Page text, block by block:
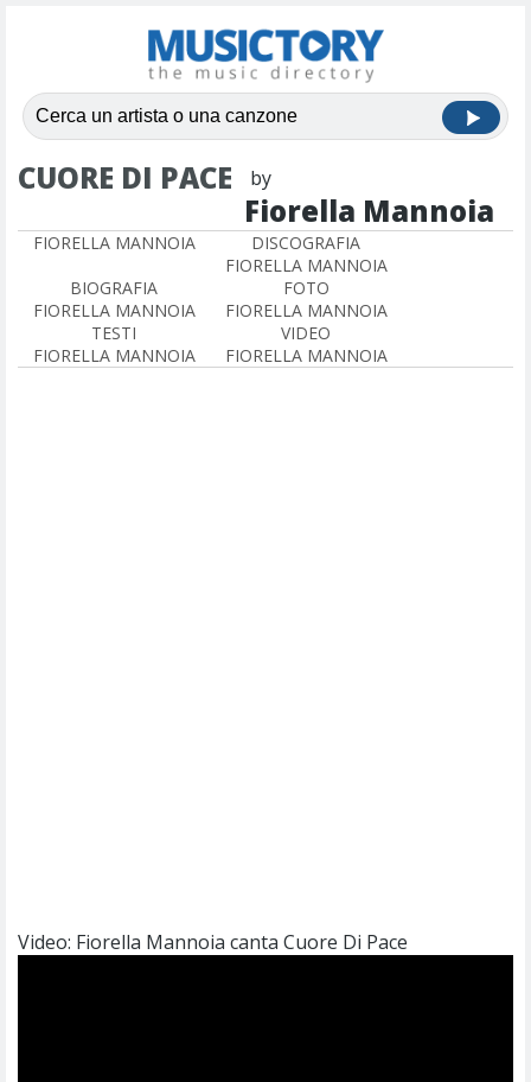
CUORE DI PACE by
Fiorella Mannoia
FIORELLA MANNOIA
DISCOGRAFIA
FIORELLA MANNOIA
BIOGRAFIA
FIORELLA MANNOIA
FOTO
FIORELLA MANNOIA
TESTI
FIORELLA MANNOIA
VIDEO
FIORELLA MANNOIA
Video: Fiorella Mannoia canta Cuore Di Pace